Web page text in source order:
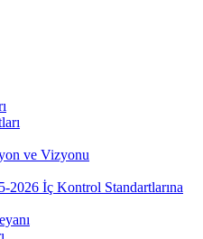
ve Vizyonu
2026 İç Kontrol Standartlarına